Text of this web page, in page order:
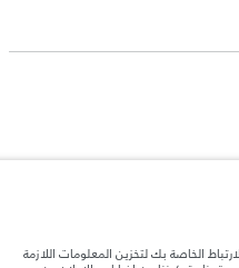
الخاصة بك لتخزين المعلومات اللازمة